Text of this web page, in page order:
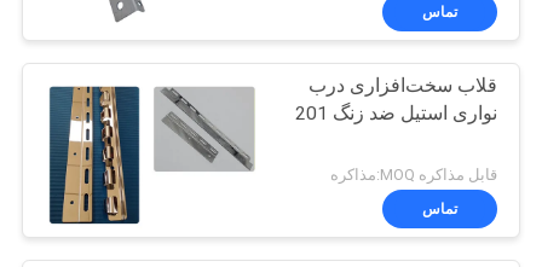
تماس
قلاب سخت‌افزاری درب
نواری استیل ضد زنگ 201
قابل مذاکره MOQ:مذاکره
تماس